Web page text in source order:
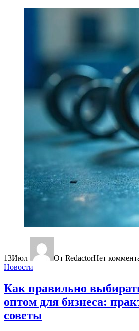
13Июл От RedactorНет
Новости
Как правильно
оптом для бизнеса:
советы